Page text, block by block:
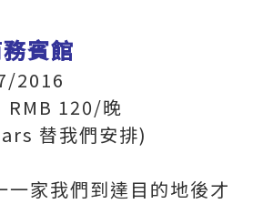
賓館
2016
RMB 120/晚
替我們安排)
一家我們到達目的地後才